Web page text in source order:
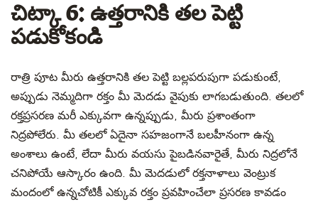
చిట్కా 6: ఉత్తరానికి తల పెట్టి
పడుకోకండి
రాత్రి పూట మీరు ఉత్తరానికి తల పెట్టి బల్లపరుపుగా పడుకుంటే,
అప్పుడు నెమ్మదిగా రక్తం మీ మెదడు వైపుకు లాగబడుతుంది. తలలో
రక్తప్రసరణ మరీ ఎక్కువగా ఉన్నప్పుడు, మీరు ప్రశాంతంగా
నిద్రపోలేరు. మీ తలలో ఏదైనా సహజంగానే బలహీనంగా ఉన్న
అంశాలు ఉంటే, లేదా మీరు వయసు పైబడినవారైతే, మీరు నిద్రలోనే
చనిపోయే ఆస్కారం ఉంది. మీ మెదడులో రక్తనాళాలు వెంట్రుక
మందంలో ఉన్నచోటికీ ఎక్కువ రక్తం ప్రవహించేలా ప్రసరణ కావడం